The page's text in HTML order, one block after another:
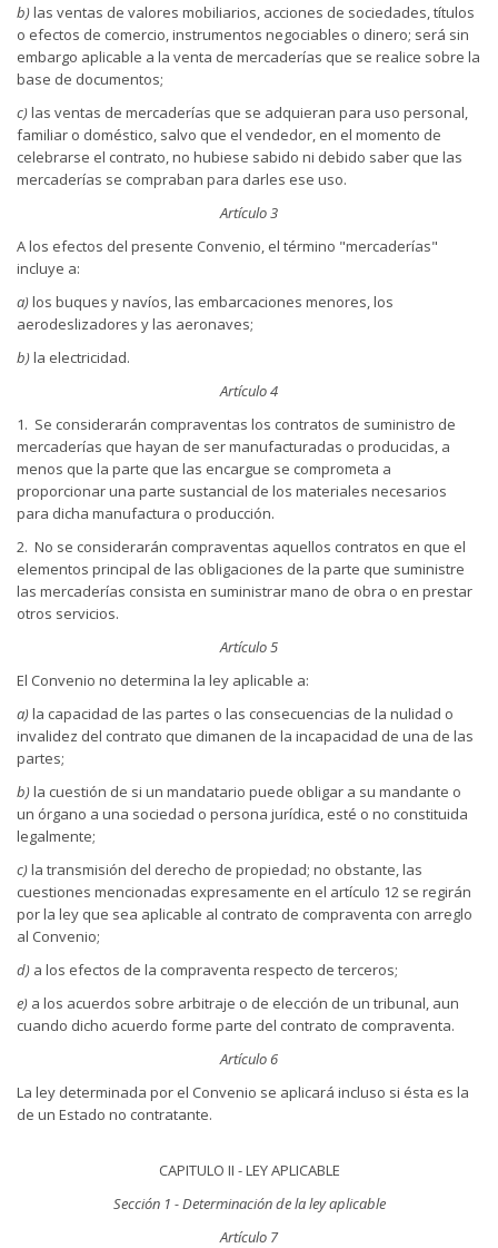
b)las ventas de valores mobiliarios, acciones de sociedades, títulos
o efectos de comercio, instrumentos negociables o dinero; será sin
embargo aplicable a la venta de mercaderías que se realice sobre la
base de documentos;
c)las ventas de mercaderías que se adquieran para uso personal,
familiar o doméstico, salvo que el vendedor, en el momento de
celebrarse el contrato, no hubiese sabido ni debido saber que las
mercaderías se compraban para darles ese uso.
Artículo 3
A los efectos del presente Convenio, el término "mercaderías"
incluye a:
a)los buques y navíos, las embarcaciones menores, los
aerodeslizadores y las aeronaves;
b)la electricidad.
Artículo 4
1. Se considerarán compraventas los contratos de suministro de
mercaderías que hayan de ser manufacturadas o producidas, a
menos que la parte que las encargue se comprometa a
proporcionar una parte sustancial de los materiales necesarios
para dicha manufactura o producción.
2. No se considerarán compraventas aquellos contratos en que el
elementos principal de las obligaciones de la parte que suministre
las mercaderías consista en suministrar mano de obra o en prestar
otros servicios.
Artículo 5
El Convenio no determina la ley aplicable a:
a)la capacidad de las partes o las consecuencias de la nulidad o
invalidez del contrato que dimanen de la incapacidad de una de las
partes;
b)la cuestión de si un mandatario puede obligar a su mandante o
un órgano a una sociedad o persona jurídica, esté o no constituida
legalmente;
c)la transmisión del derecho de propiedad; no obstante, las
cuestiones mencionadas expresamente en el artículo 12 se regirán
por la ley que sea aplicable al contrato de compraventa con arreglo
al Convenio;
d) a los efectos de la compraventa respecto de terceros;
e) a los acuerdos sobre arbitraje o de elección de un tribunal, aun
cuando dicho acuerdo forme parte del contrato de compraventa.
Artículo 6
La ley determinada por el Convenio se aplicará incluso si ésta es la
de un Estado no contratante.
CAPITULO II - LEY APLICABLE
Sección 1 - Determinación de la ley aplicable
Artículo 7